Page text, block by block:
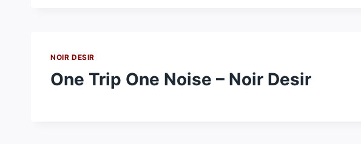
NOIR DESIR
One Trip One Noise – Noir Desir